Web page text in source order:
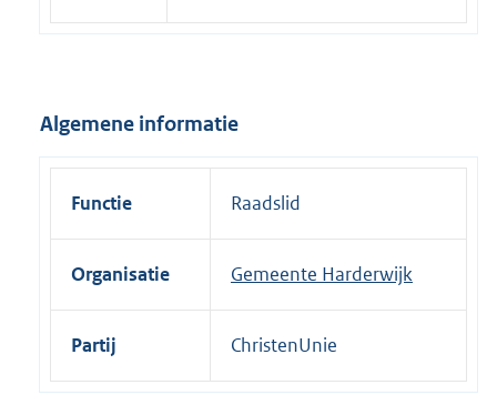
n
i
n
Algemene informatie
Functie Raadslid
Organisatie Gemeente Harderwijk
Partij ChristenUnie